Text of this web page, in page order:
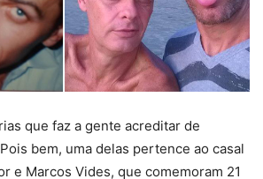
que faz a gente acreditar de
bem, uma delas pertence ao casal
e Marcos Vides, que comemoram 21